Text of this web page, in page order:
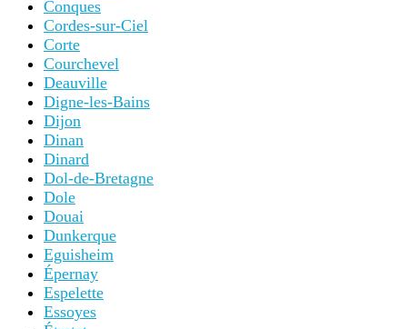
Conques
Cordes-sur-Ciel
Corte
Courchevel
Deauville
Digne-les-Bains
Dijon
Dinan
Dinard
Dol-de-Bretagne
Dole
Douai
Dunkerque
Eguisheim
Épernay
Espelette
Essoyes